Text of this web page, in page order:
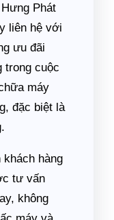
Phát
liên hệ với
ưu đãi
trong cuộc
máy
đặc biệt là
khách hàng
tư vấn
không